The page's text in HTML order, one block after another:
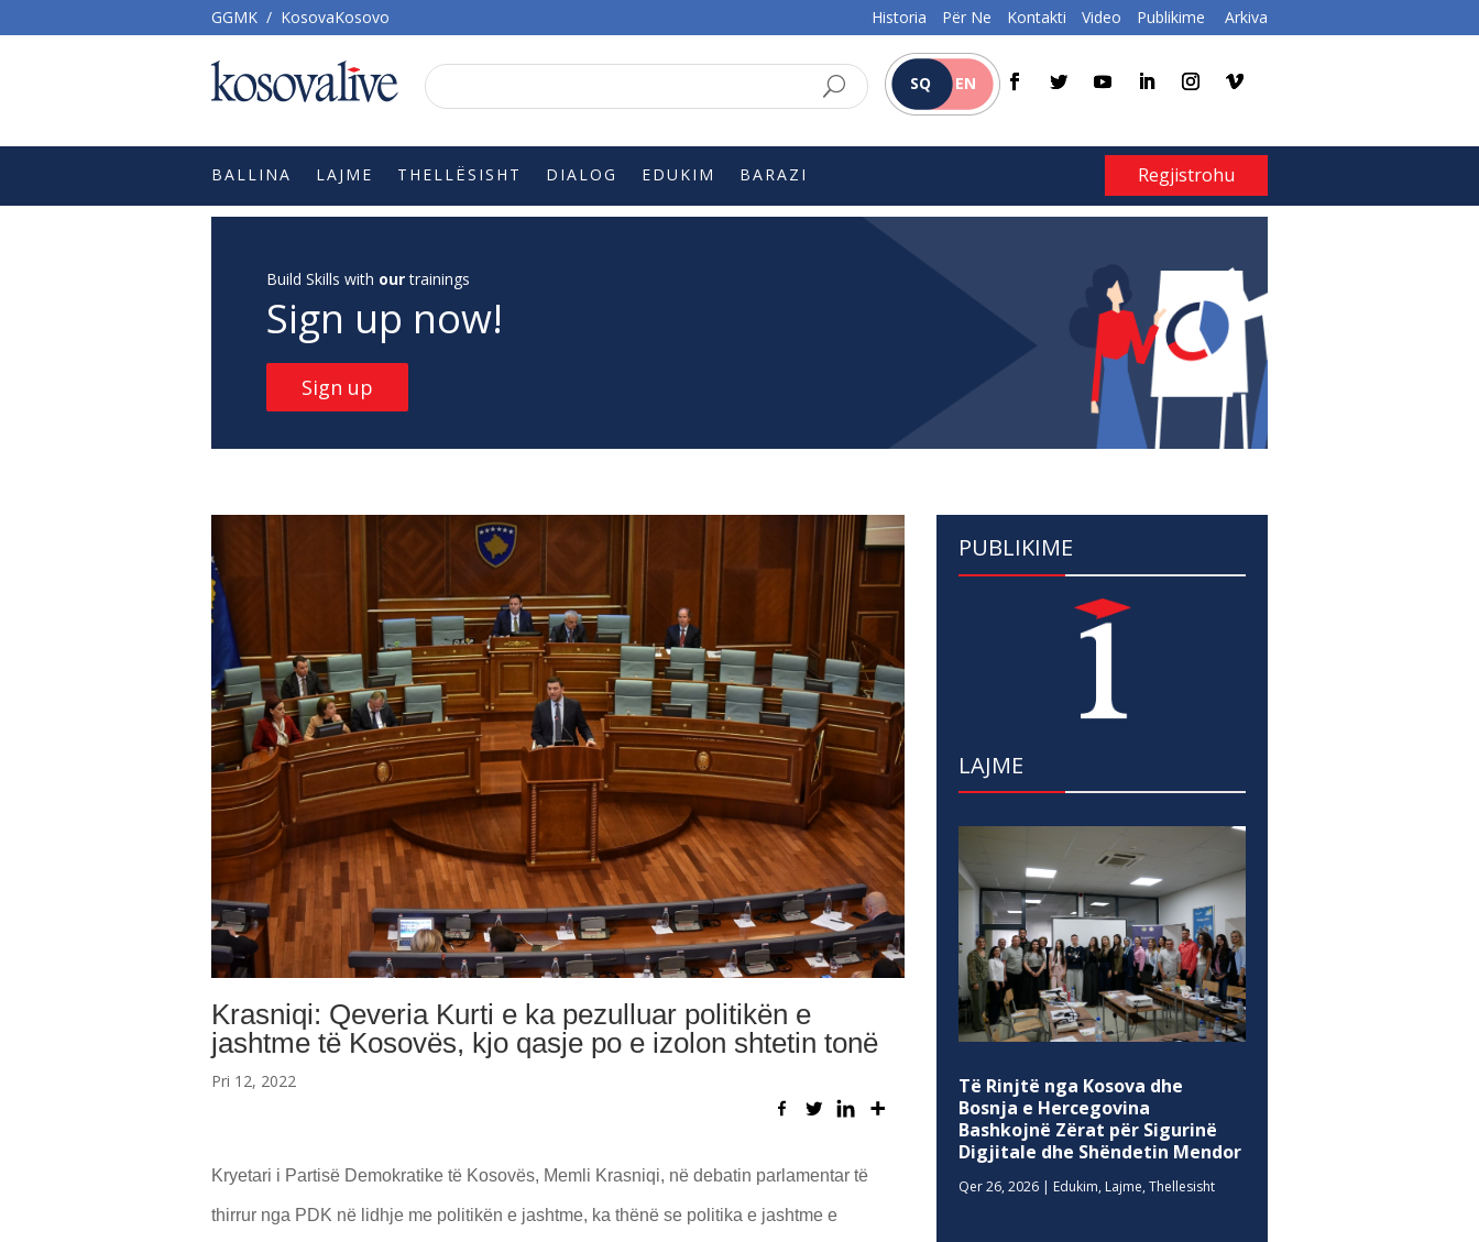
GGMK / KosovaKosovo Historia Për Ne Kontakti Video Publikime Arkiva
SQ EN
BALLINA LAJME THELLËSISHT DIALOG EDUKIM BARAZI Regjistrohu
Build Skills with ourtrainings
Sign up now!
Sign up
Krasniqi: Qeveria Kurti e ka pezulluar politikën e
jashtme të Kosovës, kjo qasje po e izolon shtetin tonë
Pri 12, 2022
Kryetari i Partisë Demokratike të Kosovës, Memli Krasniqi, në debatin parlamentar të
thirrur nga PDK në lidhje me politikën e jashtme, ka thënë se politika e jashtme e
PUBLIKIME
LAJME
Të Rinjtë nga Kosova dhe
Bosnja e Hercegovina
Bashkojnë Zërat për Sigurinë
Digjitale dhe Shëndetin Mendor
Qer 26, 2026 | Edukim, Lajme,Thellesisht